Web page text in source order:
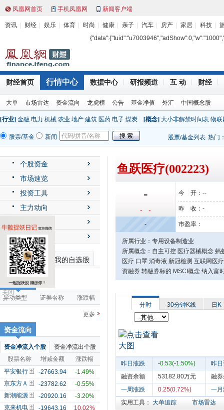
关闭
凤凰网首页 手机凤凰网 新闻客户端
资讯 财经 娱乐 体育 时尚 健康 亲子 汽车 房产 家居 科技
财经首页 行情中心 数据中心 研报频道 互 动 财经
大单 市场雷达 资金流向 龙虎榜 公告 基金净值 外汇 中国概念股
[行业] 金融 电力 机械 农业 地产 建筑 医药 电子 煤炭 [概念] 大小非解禁时间表 物联
股票/基金 新闻 股票/基金列表 热门
个股资金
市场速览
投资工具
主力动向
送配解禁
最近浏览个股 我的自选股
市场雷达
异动类型 证券名称 涨跌幅
更多
资金流向
资金净流入个股
资金净流出个股
股票名称
增减金额
涨跌幅
平安银行
-27663.94
-1.49%
京东方Ａ
-23782.62
-0.55%
新潮能源
-20920.16
-3.20%
克来机电
-19643.16
10.02%
鱼跃医疗(002223)
-
- -
-
今 开： --
昨 收： -
市盈率：
所属行业：专用设备制造业
所属概念：自主可控 医疗器械概念
医疗 口罩 消毒液 新冠检测 互联网医
资融券 转融券标的 MSCI概念 纳入富
分时 30分钟K线 日K
昨日涨跌 -0.53(-1.50%)
昨
融资余额
53182.80万元
融
一周涨跌
0.25(0.72%)
一
实用工具： 大单追踪 市场雷达